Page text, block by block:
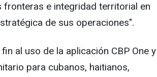
fronteras e integridad territorial en
de sus operaciones".
al uso de la aplicación CBP One y
para cubanos, haitianos,